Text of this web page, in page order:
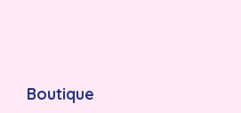
Boutique